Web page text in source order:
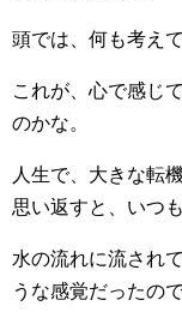
頭では、何も考え
これが、心で感じ
のかな。
人生で、大きな転
思い返すと、いつ
水の流れに流され
うな感覚だったので